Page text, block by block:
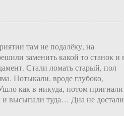
там не подалёку, на
заменить какой то станок и
Стали ломать старый, пол
Потыкали, вроде глубоко,
как в никуда, потом пригнали
и высыпали туда… Дна не достали